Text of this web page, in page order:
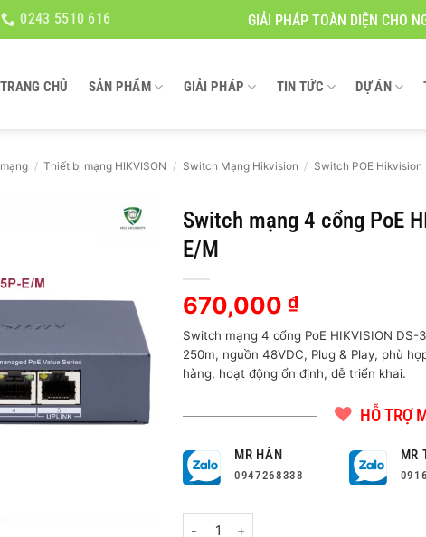
0243 5510 616 GIẢI PHÁP TOÀN DIỆN CHO
TRANG CHỦ SẢN PHẨM GIẢI PHÁP TIN TỨC DỰ ÁN
/ Thiết bị mạng HIKVISON / Switch Mạng Hikvision / Switch POE Hikvision
Switch mạng 4 cổng PoE
E/M
670,000₫
Switch mạng 4 cổng PoE HIKVISION
250m, nguồn 48VDC, Plug & Play, phù
hàng, hoạt động ổn định, dễ triển khai.
HỖ TRỢ
MR HÂN
0947268338
MR
Switch mạng 4 cổng PoE HIKVISION DS-